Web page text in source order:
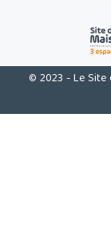
© 2023 - Le Site